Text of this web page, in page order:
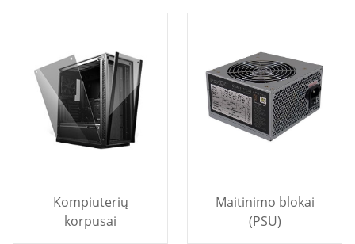
Kompiuterių
korpusai
Maitinimo blokai
(PSU)